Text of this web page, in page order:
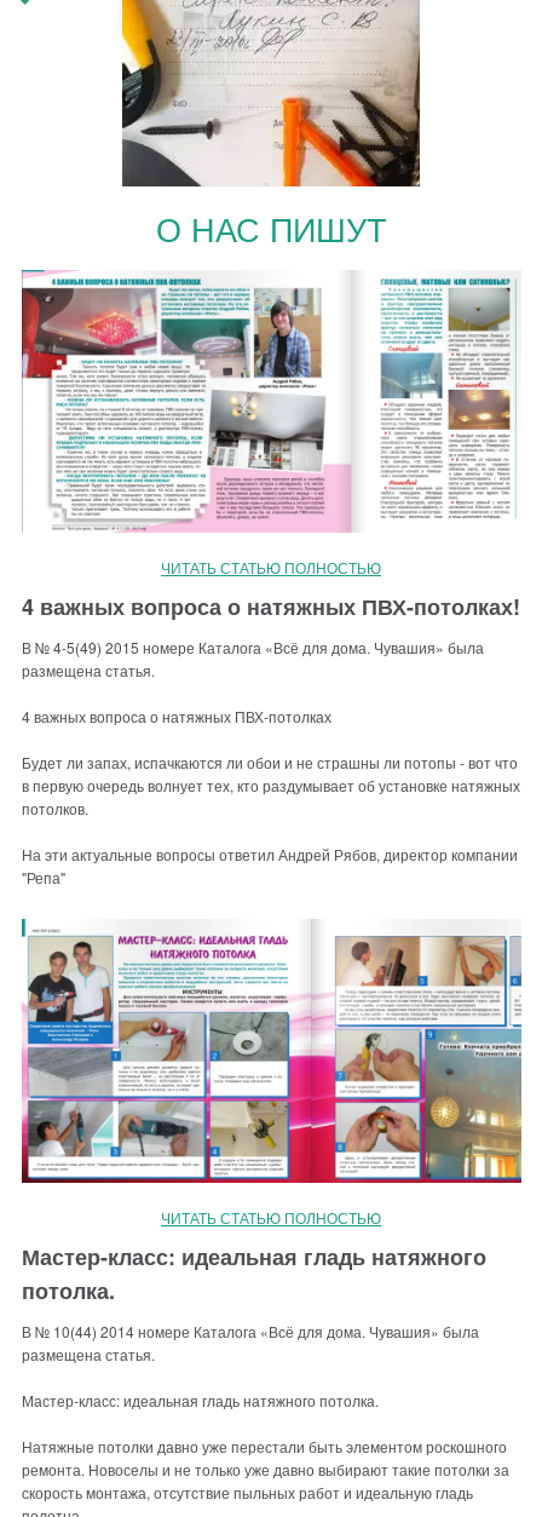
О НАС ПИШУТ
ЧИТАТЬ СТАТЬЮ ПОЛНОСТЬЮ
4 важных вопроса о натяжных ПВХ-потолках!
В № 4-5(49) 2015 номере Каталога «Всё для дома. Чувашия» была
размещена статья.
4 важных вопроса о натяжных ПВХ-потолках
Будет ли запах, испачкаются ли обои и не страшны ли потопы - вот что
в первую очередь волнует тех, кто раздумывает об установке натяжных
потолков.
На эти актуальные вопросы ответил Андрей Рябов, директор компании
"Репа"
ЧИТАТЬ СТАТЬЮ ПОЛНОСТЬЮ
Мастер-класс: идеальная гладь натяжного
потолка.
В № 10(44) 2014 номере Каталога «Всё для дома. Чувашия» была
размещена статья.
Мастер-класс: идеальная гладь натяжного потолка.
Натяжные потолки давно уже перестали быть элементом роскошного
ремонта. Новоселы и не только уже давно выбирают такие потолки за
скорость монтажа, отсутствие пыльных работ и идеальную гладь